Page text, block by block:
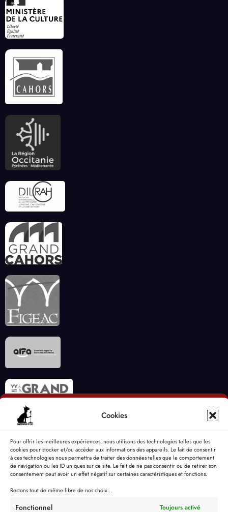
Cookies
Pour offrir les meilleures expériences, nous utilisons des technologies telles que les
cookies pour stocker et/ou accéder aux informations des appareils. Le fait de consentir
à ces technologies nous permettra de traiter des données telles que le comportement
de navigation ou les ID uniques sur ce site. Le fait de ne pas consentir ou de retirer son
consentement peut avoir un effet négatif sur certaines caractéristiques et fonctions.
Restons tout de même libre de nos choix...
Fonctionnel Toujours activé